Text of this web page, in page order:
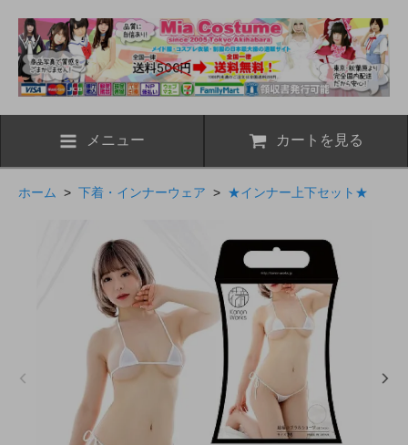
メニュー カートを見る
ホーム > 下着・インナーウェア > ★インナー上下セット★